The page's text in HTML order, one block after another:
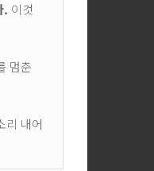
. 이것
멈춘
리 내어